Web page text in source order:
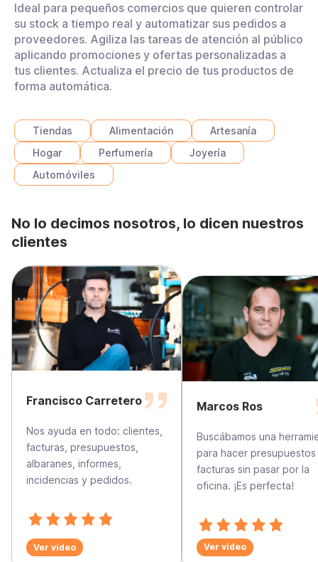
Ideal para pequeños comercios que quieren controlar
su stock a tiempo real y automatizar sus pedidos a
proveedores. Agiliza las tareas de atención al público
aplicando promociones y ofertas personalizadas a
tus clientes. Actualiza el precio de tus productos de
forma automática.
Tiendas Alimentación
Artesanía
Hogar
Perfumería
Joyería
Automóviles
No lo decimos nosotros, lo dicen nuestros
clientes
Francisco Carretero
Nos ayuda en todo: clientes,
facturas, presupuestos,
albaranes, informes,
incidencias y pedidos.
Ver vídeo
Marcos Ros
Buscábamos una
para hacer presupuestos
facturas sin pasar por la
oficina. ¡Es perfecta!
Ver vídeo